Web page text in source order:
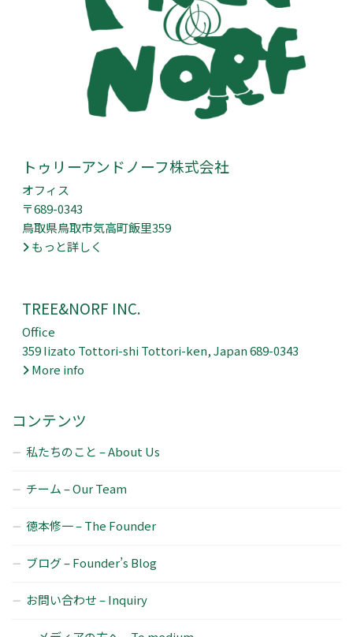
トゥリーアンドノーフ株式会社
オフィス
〒689-0343
鳥取県鳥取市気高町飯里359
もっと詳しく
TREE&NORF INC.
Office
359 Iizato Tottori-shi Tottori-ken, Japan 689-0343
More info
コンテンツ
私たちのこと – About Us
チーム – Our Team
徳本修一 – The Founder
ブログ – Founder’s Blog
お問い合わせ – Inquiry